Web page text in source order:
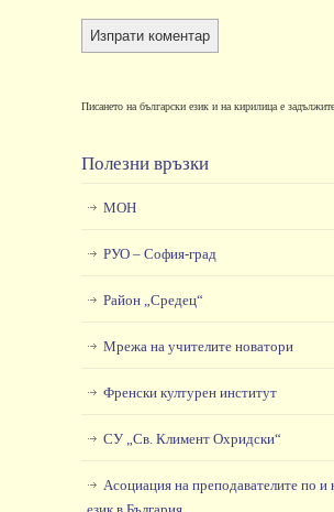
Писането на български език и на кирилица е
Полезни връзки
МОН
РУО – София-град
Район „Средец“
Мрежа на учителите новатори
Френски културен институт
СУ „Св. Климент Охридски“
Асоциация на преподавателите по и